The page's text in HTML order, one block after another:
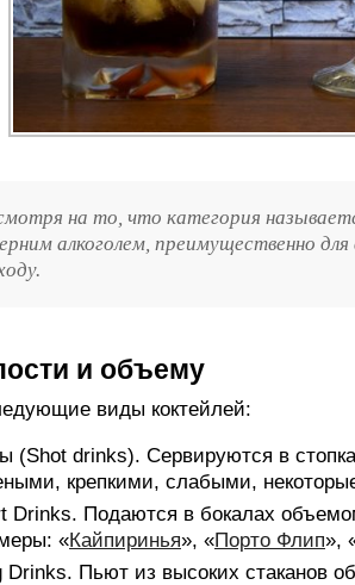
на то, что категория
алкоголем, преимущественно
и объему
виды коктейлей:
(Shot drinks). Сервируются в
крепкими, слабыми,
Drinks. Подаются в бокалах
«Кайпиринья», «Порто Флип»,
Drinks. Пьют из высоких стаканов